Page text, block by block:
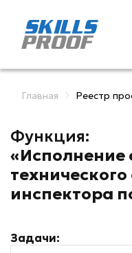
Главная Реестр
Функция:
«Исполнение
инспектора
Задачи: